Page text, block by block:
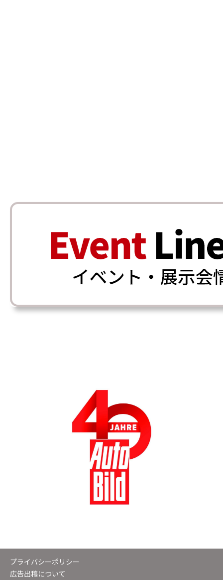
プライバシーポリシー
広告出稿について